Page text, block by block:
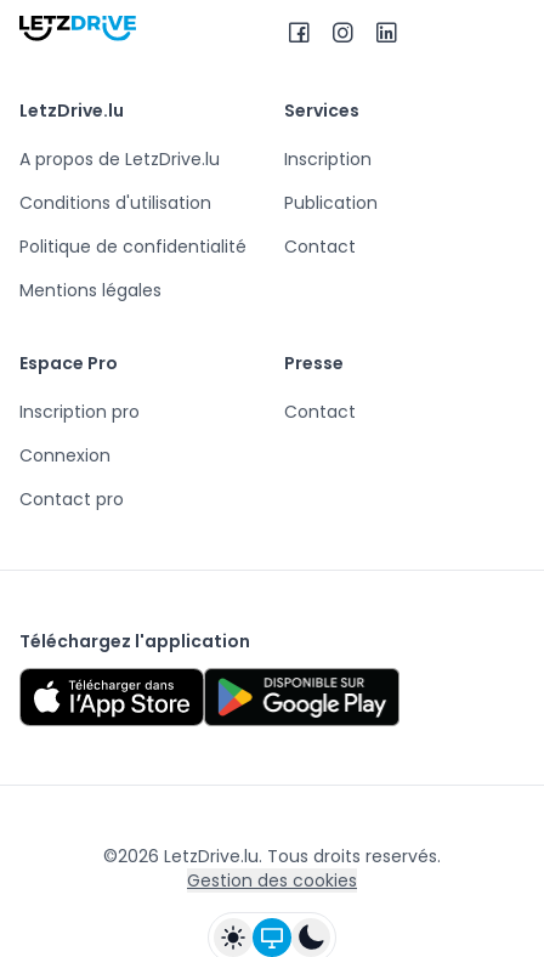
LetzDrive.lu
A propos de LetzDrive.lu
Conditions d'utilisation
Politique de confidentialité
Mentions légales
Services
Inscription
Publication
Contact
Espace Pro
Inscription pro
Connexion
Contact pro
Presse
Contact
Téléchargez l'application
©2026 LetzDrive.lu. Tous droits reservés.
Gestion des cookies